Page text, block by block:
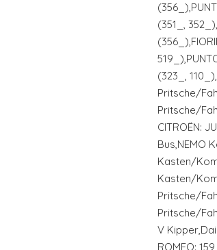
(351_,
(323_,
Pritsche/
Pritsche/
CITROËN:
Bus,NEMO
Kasten/
Kasten/
Pritsche/
Pritsche/
V
ROMEO: